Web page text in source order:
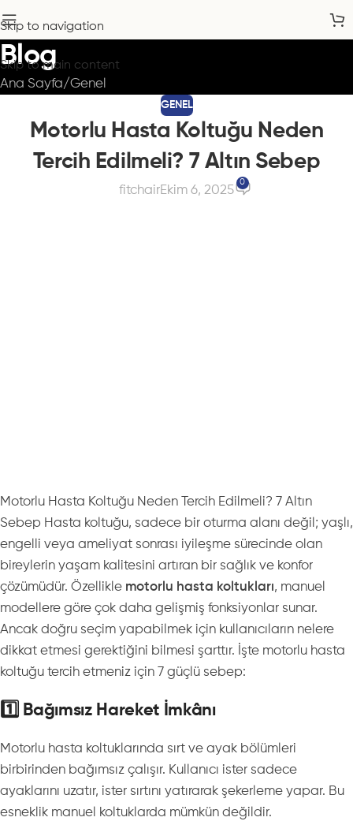
Skip to navigation
Skip to main content
Blog
Ana Sayfa Genel
GENEL
Motorlu Hasta Koltuğu Neden
Tercih Edilmeli? 7 Altın Sebep
fitchairEkim 6, 2025
0
Motorlu Hasta Koltuğu Neden Tercih Edilmeli? 7 Altın
Sebep Hasta koltuğu, sadece bir oturma alanı değil; yaşlı,
engelli veya ameliyat sonrası iyileşme sürecinde olan
bireylerin yaşam kalitesini artıran bir sağlık ve konfor
çözümüdür. Özellikle motorlu hasta koltukları, manuel
modellere göre çok daha gelişmiş fonksiyonlar sunar.
Ancak doğru seçim yapabilmek için kullanıcıların nelere
dikkat etmesi gerektiğini bilmesi şarttır. İşte motorlu hasta
koltuğu tercih etmeniz için 7 güçlü sebep:
1️⃣ Bağımsız Hareket İmkânı
Motorlu hasta koltuklarında sırt ve ayak bölümleri
birbirinden bağımsız çalışır. Kullanıcı ister sadece
ayaklarını uzatır, ister sırtını yatırarak şekerleme yapar. Bu
esneklik manuel koltuklarda mümkün değildir.